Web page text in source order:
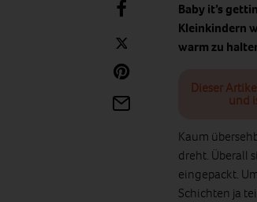
Baby it’s
Kleinkindern
warm zu
Dieser
und
Kaum
dreht. Überall
eingepackt.
Schichten ja